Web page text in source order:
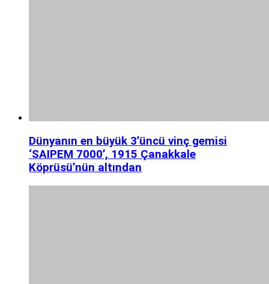
Dünyanın en büyük 3’üncü vinç gemisi
‘SAIPEM 7000’, 1915 Çanakkale
Köprüsü’nün altından